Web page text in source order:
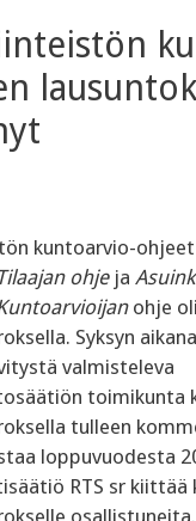
kuntoarvio-ohjeet
ohjeja
ohje
Syksyn
valmisteleva
toimikunta
tulleen
loppuvuodesta
RTS sr kiittää